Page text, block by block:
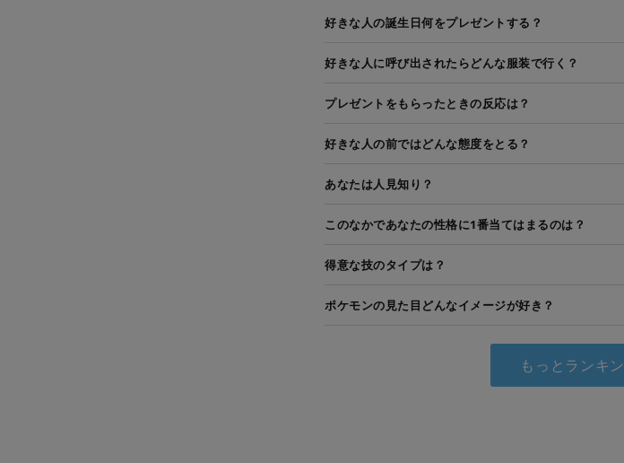
好きな人の誕生日何をプレゼントする？
好きな人に呼び出されたらどんな服装で行く？
プレゼントをもらったときの反応は？
好きな人の前ではどんな態度をとる？
あなたは人見知り？
このなかであなたの性格に1番当てはまるのは？
得意な技のタイプは？
ポケモンの見た目どんなイメージが好き？
もっとランキ